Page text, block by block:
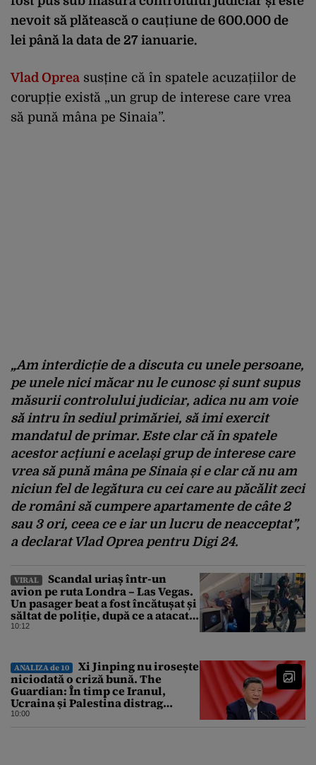
nevoit să plătească o cauțiune de 600.000 de
lei până la data de 27 ianuarie.
Vlad Oprea susține că în spatele acuzațiilor de
corupție există „un grup de interese care vrea
să pună mâna pe Sinaia”.
„Am interdicție de a discuta cu unele persoane,
pe unele nici măcar nu le cunosc și sunt supus
măsurii controlului judiciar, adica nu am voie
să intru în sediul primăriei, să imi exercit
mandatul de primar. Este clar că în spatele
acestor acțiuni e același grup de interese care
vrea să pună mâna pe Sinaia și e clar că nu am
niciun fel de legătura cu cei care au păcălit zeci
de români să cumpere apartamente de câte 2
sau 3 ori, ceea ce e iar un lucru de neacceptat”,
a declarat Vlad Oprea pentru Digi 24.
VIRAL
Scandal uriaș într-un
avion pe ruta Londra – Las Vegas.
Un pasager beat a fost încătușat și
săltat de poliție, după ce a atacat o
stewardesă
10:12
ANALIZA de 10
Xi Jinping nu irosește
niciodată o criză bună. The
Guardian: În timp ce Iranul,
Ucraina și Palestina distrag
atenția lumii, el strânge șurubul”
10:00